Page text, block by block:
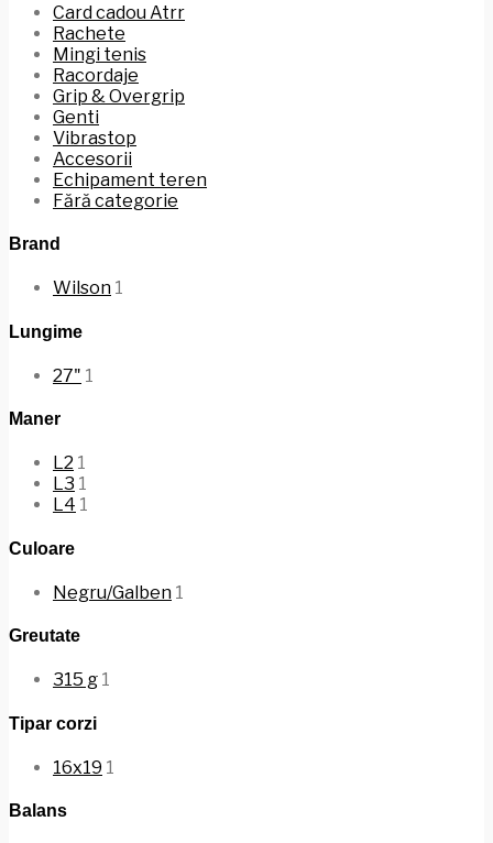
Card cadou Atrr
Rachete
Mingi tenis
Racordaje
Grip & Overgrip
Genti
Vibrastop
Accesorii
Echipament teren
Fără categorie
Brand
Wilson 1
Lungime
27" 1
Maner
L2 1
L3 1
L4 1
Culoare
Negru/Galben 1
Greutate
315 g 1
Tipar corzi
16x19 1
Balans